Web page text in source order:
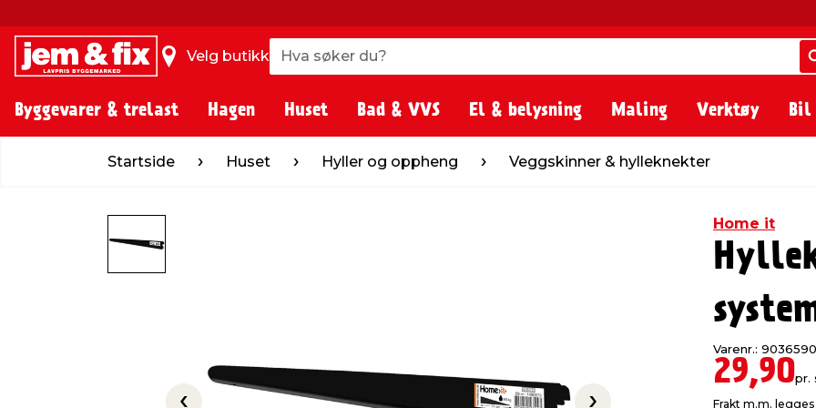
Velg butikk Hva søker du?
Hva søker du?
Byggevarer & trelast Hagen Huset Bad & VVS El & belysning Maling Verktøy
Huset Hyller og oppheng Veggskinner & hylleknekter
Startside Huset Hyller og oppheng Veggskinner & hylleknekter
Home it
Varenr.: 9036590
29,90pr.
Frakt m.m. legges